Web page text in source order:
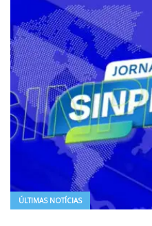
ÚLTIMAS NOTÍCIAS